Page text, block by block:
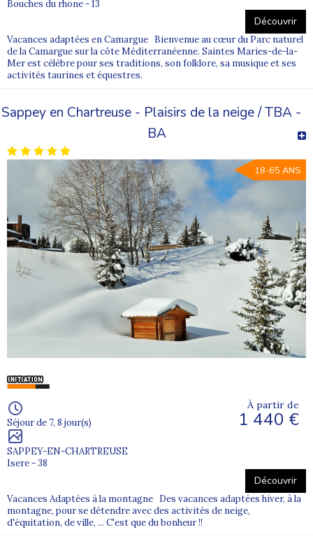
Bouches du rhone - 13
Découvrir
Vacances adaptées en Camargue Bienvenue au cœur du Parc naturel
de la Camargue sur la côte Méditerranéenne. Saintes Maries-de-la-
Mer est célèbre pour ses traditions, son folklore, sa musique et ses
activités taurines et équestres.
Sappey en Chartreuse - Plaisirs de la neige / TBA -
BA
18-65 ANS
Séjour de 7, 8 jour(s)
SAPPEY-EN-CHARTREUSE
Isere - 38
À partir de
1 440 €
Découvrir
Vacances Adaptées à la montagne Des vacances adaptées hiver, à la
montagne, pour se détendre avec des activités de neige,
d'équitation, de ville, ... C'est que du bonheur !!